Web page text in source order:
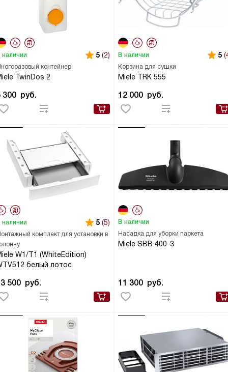
контейнер
TwinDos 2
наличии 5 (2)
300 руб.
Корзина для сушки
Miele TRK 555
В наличии 5
12 000 руб.
комплект для установки в
W1/T1 (WhiteEdition)
белый лотос
наличии 5 (5)
500 руб.
Насадка для уборки паркета
Miele SBB 400-3
В наличии
11 300 руб.